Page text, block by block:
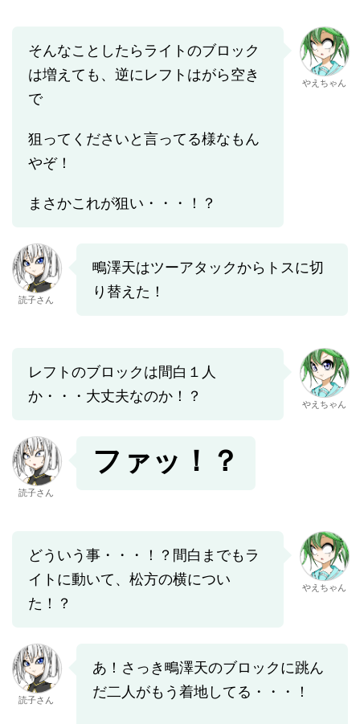
そんなことしたらライトのブロック
は増えても、逆にレフトはがら空き
で
狙ってくださいと言ってる様なもん
やぞ！
まさかこれが狙い・・・！？
やえちゃん
読子さん
鴫澤天はツーアタックからトスに切
り替えた！
レフトのブロックは間白１人
か・・・大丈夫なのか！？
やえちゃん
読子さん
ファッ！？
どういう事・・・！？間白までもラ
イトに動いて、松方の横につい
た！？
やえちゃん
読子さん
あ！さっき鴫澤天のブロックに跳ん
だ二人がもう着地してる・・・！